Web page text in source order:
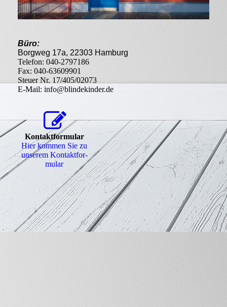
Büro:
Borgweg 17a, 22303 Hamburg
Telefon: 040-2797186
Fax: 040-63609901
Steuer Nr. 17/405/02073
E-Mail: info@blindekinder.de
Kontaktformular
Hier kommen Sie zu
unserem Kon­takt­for­
mu­lar